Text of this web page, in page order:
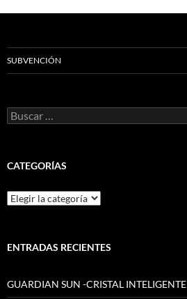
SUBVENCIÓN
Buscar:
CATEGORÍAS
Categorías
ENTRADAS RECIENTES
GUARDIAN SUN -CRISTAL INTELIGENTE